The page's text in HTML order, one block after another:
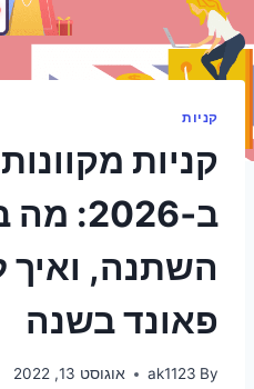
קניות
השתנה, ואיך
פאונד בשנה
By
ak1123 אוגוסט 13, 2022